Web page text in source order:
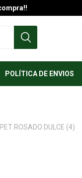
POLÍTICA DE ENVIOS
ROSADO DULCE (4)